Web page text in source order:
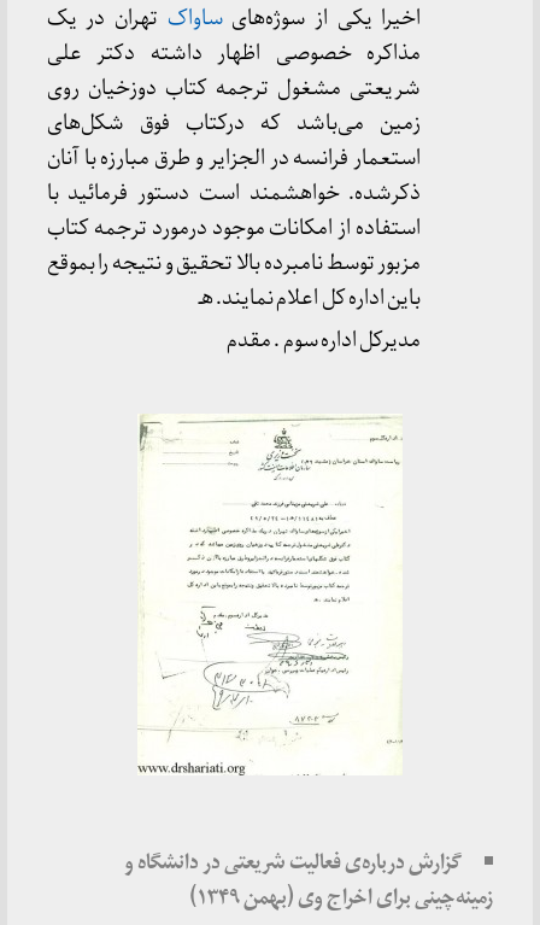
اخیرا یکی از سوژه‌هایساواک تهران در یک
مذاکره خصوصی اظهار داشته دکتر علی
شریعتی مشغول ترجمه کتاب دوزخیان روی
زمین می‌باشد که درکتاب فوق شکل‌های
استعمار فرانسه در الجزایر و طرق مبارزه با آنان
ذکرشده. خواهشمند است دستور فرمائید با
استفاده از امکانات موجود درمورد ترجمه کتاب
مزبور توسط نامبرده بالا تحقیق و نتیجه را بموقع
باین اداره کل اعلام نمایند. هـ
مدیرکل اداره سوم . مقدم
گزارش درباره‌ی فعالیت شریعتی در دانشگاه و
زمینه‌چینی برای اخراج وی (بهمن ۱۳۴۹)